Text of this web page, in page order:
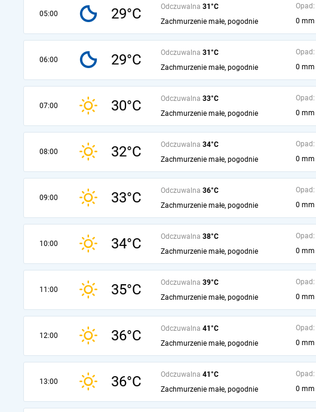
05:00 29°C Odczuwalna 31°C
Zachmurzenie małe, pogodnie
Opad:
0 mm
06:00 29°C Odczuwalna 31°C
Zachmurzenie małe, pogodnie
Opad:
0 mm
07:00 30°C Odczuwalna 33°C
Zachmurzenie małe, pogodnie
Opad:
0 mm
08:00 32°C Odczuwalna 34°C
Zachmurzenie małe, pogodnie
Opad:
0 mm
09:00 33°C Odczuwalna 36°C
Zachmurzenie małe, pogodnie
Opad:
0 mm
10:00 34°C Odczuwalna 38°C
Zachmurzenie małe, pogodnie
Opad:
0 mm
11:00 35°C Odczuwalna 39°C
Zachmurzenie małe, pogodnie
Opad:
0 mm
12:00 36°C Odczuwalna 41°C
Zachmurzenie małe, pogodnie
Opad:
0 mm
13:00 36°C Odczuwalna 41°C
Zachmurzenie małe, pogodnie
Opad:
0 mm